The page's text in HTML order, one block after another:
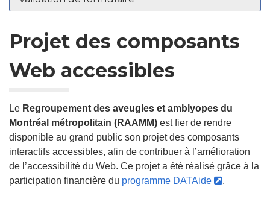
Projet des composants
Web accessibles
Le Regroupement des aveugles et amblyopes du
Montréal métropolitain (RAAMM) est fier de rendre
disponible au grand public son projet des composants
interactifs accessibles, afin de contribuer à l’amélioration
de l’accessibilité du Web. Ce projet a été réalisé grâce à la
participation financière du programme DATAide
- Cet
.